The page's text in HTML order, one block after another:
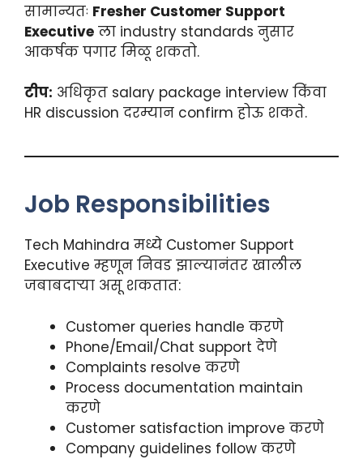
सामान्यतः Fresher Customer Support
Executive ला industry standards नुसार
आकर्षक पगार मिळू शकतो.
टीप: अधिकृत salary package interview किंवा
HR discussion दरम्यान confirm होऊ शकते.
Job Responsibilities
Tech Mahindra मध्ये Customer Support
Executive म्हणून निवड झाल्यानंतर खालील
जबाबदाऱ्या असू शकतात:
Customer queries handle करणे
Phone/Email/Chat support देणे
Complaints resolve करणे
Process documentation maintain
करणे
Customer satisfaction improve करणे
Company guidelines follow करणे